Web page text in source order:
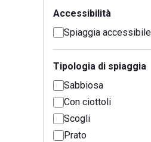
Accessibilità
Spiaggia
Tipologia di spiaggia
Sabbiosa
Con ciottoli
Scogli
Prato